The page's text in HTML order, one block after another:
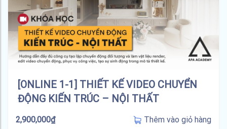
[ONLINE 1-1] THIẾT KẾ VIDEO CHUYỂN
ĐỘNG KIẾN TRÚC – NỘI THẤT
2,900,000₫ Thêm vào giỏ hàng